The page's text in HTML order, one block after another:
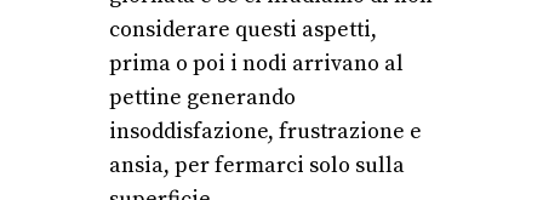
considerare questi aspetti,
prima o poi i nodi arrivano al
pettine generando
insoddisfazione, frustrazione e
ansia, per fermarci solo sulla